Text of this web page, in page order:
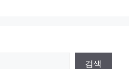
검색